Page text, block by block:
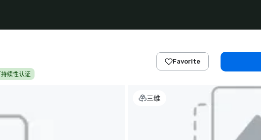
持续性认证
Favorite
三维